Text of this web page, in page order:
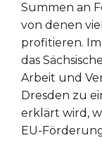
Summen an
von denen
profitieren.
das
Arbeit und
Dresden zu
erklärt wird,
EU-